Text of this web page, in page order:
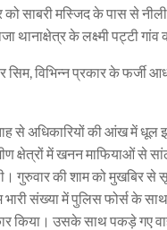
साबरी मस्जिद के पास से
थानाक्षेत्र के लक्ष्मी पट्टी गांव
विभिन्न प्रकार के फर्जी
से अधिकारियों की आंख में धूल
क्षेत्रों में खनन माफियाओं से
गुरुवार की शाम को मुखबिर से
भारी संख्या में पुलिस फोर्स के
किया। उसके साथ पकड़े गए